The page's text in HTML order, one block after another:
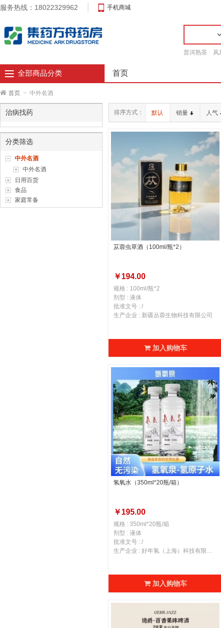
服务热线：18022329962 手机商城
普洱熟茶 凤
全部商品分类 首页
首页 > 中外名酒
治病找药
分类筛选
中外名酒
中外名酒
日用百货
食品
家庭常备
排序方式： 默认 销量 人气
苁蓉虫草酒（100ml/瓶*2）
￥194.00
规格 : 100ml/瓶*2
剂型 : 液体
批准文号 : /
生产企业 : 新疆丛蓉生物科技有限公司
加入购物车
氢氧水（350ml*20瓶/箱）
￥195.00
规格 : 350ml*20瓶/箱
剂型 : 液体
批准文号 : /
生产企业 : 好年氢（上海）科技有限公司
加入购物车